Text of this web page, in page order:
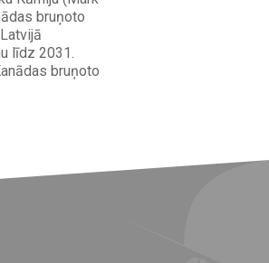
bruņoto
līdz 2031.
bruņoto